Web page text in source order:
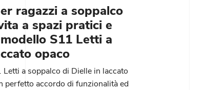
ragazzi a soppalco
a spazi pratici e
S11 Letti a
opaco
Letti a soppalco di Dielle in laccato
perfetto accordo di funzionalità ed